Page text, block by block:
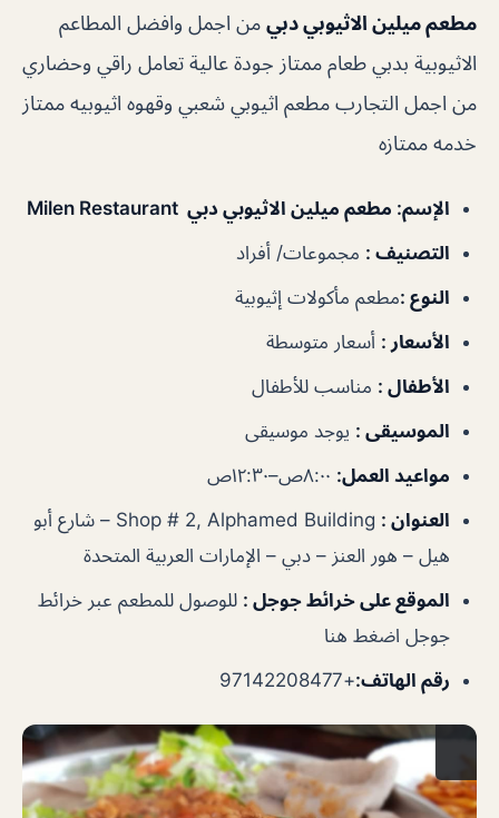
مطعم ميلين الاثيوبي دبي من اجمل وافضل المطاعم
الاثيوبية بدبي طعام ممتاز جودة عالية تعامل راقي وحضاري
من اجمل التجارب مطعم اثيوبي شعبي وقهوه اثيوبيه ممتاز
خدمه ممتازه
الإسم: مطعم ميلين الاثيوبي دبي Milen Restaurant
التصنيف : مجموعات/ أفراد
النوع :مطعم مأكولات إثيوبية
الأسعار : أسعار متوسطة
الأطفال : مناسب للأطفال
الموسيقى : يوجد موسيقى
مواعيد العمل: ٨:٠٠ص–١٢:٣٠ص
العنوان :
Shop # 2, Alphamed Building – شارع أبو
هيل – هور العنز – دبي – الإمارات العربية المتحدة
الموقع على خرائط جوجل : للوصول للمطعم عبر خرائط
جوجل اضغط هنا
رقم الهاتف:
+97142208477